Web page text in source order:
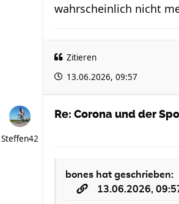
wahrscheinlich nicht
Zitieren
13.06.2026, 09:57
Steffen42
Re: Corona und der
bones hat geschrieben:
13.06.2026,